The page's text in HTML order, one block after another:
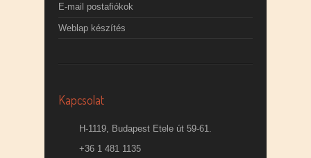
E-mail postafiókok
Weblap készítés
Kapcsolat
H-1119, Budapest Etele út 59-61.
+36 1 481 1135